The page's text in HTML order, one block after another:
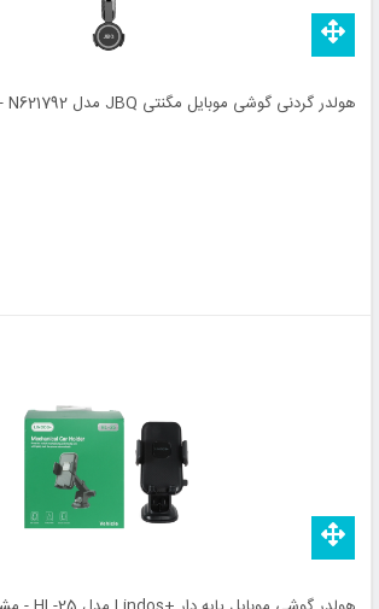
هولدر گردنی گوشی موبایل مگنتی JBQ مدل N621792 - مشکی (پک ضعیف)